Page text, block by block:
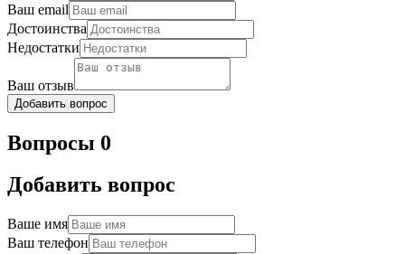
Ваш email
Достоинства
Недостатки
Ваш отзыв
Добавить вопрос
Вопросы 0
Добавить вопрос
Ваше имя
Ваш телефон